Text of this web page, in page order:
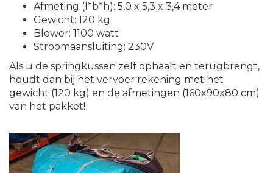
Afmeting (l*b*h): 5,0 x 5,3 x 3,4 meter
Gewicht: 120 kg
Blower: 1100 watt
Stroomaansluiting: 230V
Als u de springkussen zelf ophaalt en terugbrengt,
houdt dan bij het vervoer rekening met het
gewicht (120 kg) en de afmetingen (160x90x80 cm)
van het pakket!